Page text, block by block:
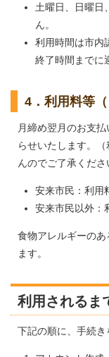
土曜日、日曜日
ん。
利用時間は市内
終了時間までに
4．利用料等（
月締め翌月のお支
らせいたします。
んのでご了承くださ
安来市民：利用
安来市民以外：
食物アレルギーの
ます。
利用されるま
下記の順に、手続き